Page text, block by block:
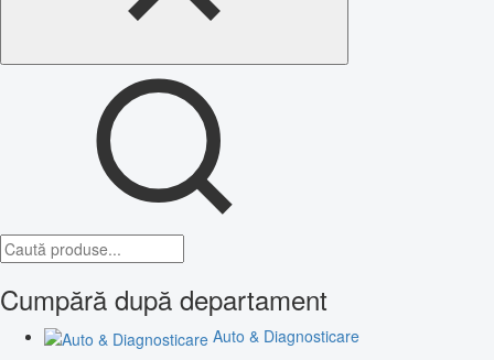
Cumpără după departament
Auto & Diagnosticare